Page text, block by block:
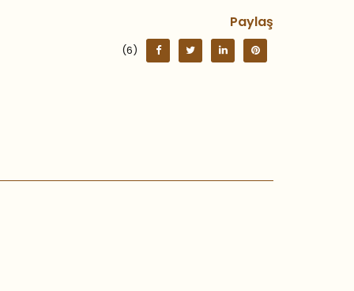
Paylaş
(6)